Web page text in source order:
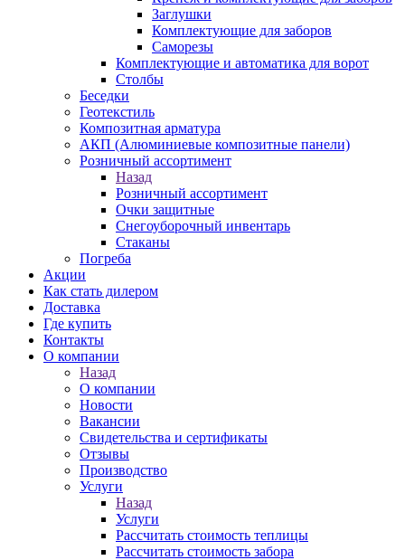
Заглушки
Комплектующие для заборов
Саморезы
Комплектующие и автоматика для ворот
Столбы
Беседки
Геотекстиль
Композитная арматура
АКП (Алюминиевые композитные панели)
Розничный ассортимент
Назад
Розничный ассортимент
Очки защитные
Снегоуборочный инвентарь
Стаканы
Погреба
Акции
Как стать дилером
Доставка
Где купить
Контакты
О компании
Назад
О компании
Новости
Вакансии
Свидетельства и сертификаты
Отзывы
Производство
Услуги
Назад
Услуги
Рассчитать стоимость теплицы
Рассчитать стоимость забора